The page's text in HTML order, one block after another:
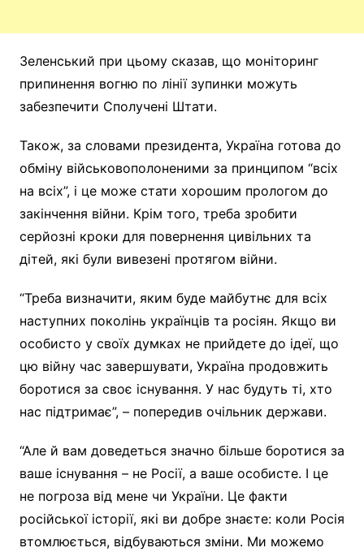
Зеленський при цьому сказав, що моніторинг
припинення вогню по лінії зупинки можуть
забезпечити Сполучені Штати.
Також, за словами президента, Україна готова до
обміну військовополоненими за принципом “всіх
на всіх”, і це може стати хорошим прологом до
закінчення війни. Крім того, треба зробити
серйозні кроки для повернення цивільних та
дітей, які були вивезені протягом війни.
“Треба визначити, яким буде майбутнє для всіх
наступних поколінь українців та росіян. Якщо ви
особисто у своїх думках не прийдете до ідеї, що
цю війну час завершувати, Україна продовжить
боротися за своє існування. У нас будуть ті, хто
нас підтримає”, – попередив очільник держави.
“Але й вам доведеться значно більше боротися за
ваше існування – не Росії, а ваше особисте. І це
не погроза від мене чи України. Це факти
російської історії, які ви добре знаєте: коли Росія
втомлюється, відбуваються зміни. Ми можемо